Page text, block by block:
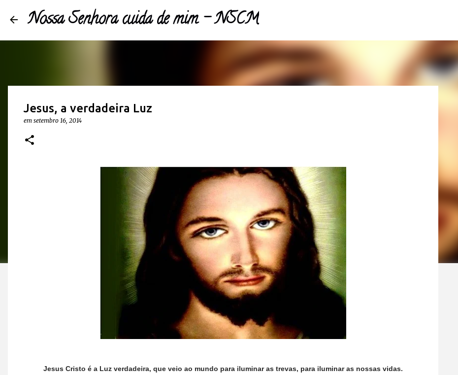
Nossa Senhora cuida de mim - NSCM
Jesus, a verdadeira Luz
em setembro 16, 2014
Jesus Cristo é a Luz verdadeira, que veio ao mundo para iluminar as trevas, para iluminar as nossas vidas.